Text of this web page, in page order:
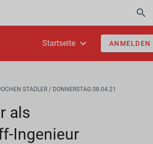
Startseite ANMELDEN
STADLER / DONNERSTAG 08.04.21
als
Ingenieur